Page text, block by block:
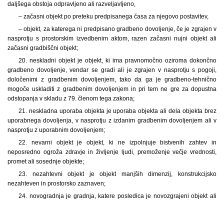
daljšega obstoja odpravljeno ali razveljavljeno,
– začasni objekt po preteku predpisanega časa za njegovo postavitev,
– objekt, za katerega ni predpisano gradbeno dovoljenje, če je zgrajen v
nasprotju s prostorskim izvedbenim aktom, razen začasni nujni objekt ali
začasni gradbiščni objekt;
20. neskladni objekt je objekt, ki ima pravnomočno oziroma dokončno
gradbeno dovoljenje, vendar se gradi ali je zgrajen v nasprotju s pogoji,
določenimi z gradbenim dovoljenjem, tako da ga je gradbeno-tehnično
mogoče uskladiti z gradbenim dovoljenjem in pri tem ne gre za dopustna
odstopanja v skladu z 79. členom tega zakona;
21. neskladna uporaba objekta je uporaba objekta ali dela objekta brez
uporabnega dovoljenja, v nasprotju z izdanim gradbenim dovoljenjem ali v
nasprotju z uporabnim dovoljenjem;
22. nevarni objekt je objekt, ki ne izpolnjuje bistvenih zahtev in
neposredno ogroža zdravje in življenje ljudi, premoženje večje vrednosti,
promet ali sosednje objekte;
23. nezahtevni objekt je objekt manjših dimenzij, konstrukcijsko
nezahteven in prostorsko zaznaven;
24. novogradnja je gradnja, katere posledica je novozgrajeni objekt ali